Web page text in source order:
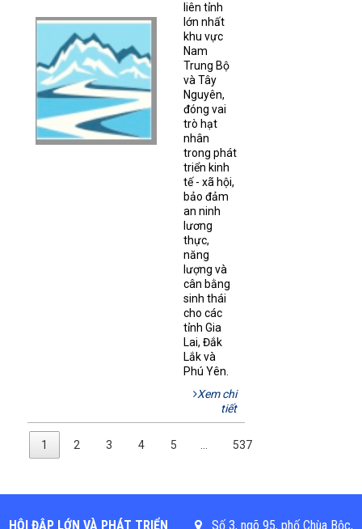
liên tỉnh
lớn nhất
khu vực
Nam
Trung Bộ
và Tây
Nguyên,
đóng vai
trò hạt
nhân
trong phát
triển kinh
tế - xã hội,
bảo đảm
an ninh
lương
thực,
năng
lượng và
cân bằng
sinh thái
cho các
tỉnh Gia
Lai, Đắk
Lắk và
Phú Yên.
Xem chi
tiết
1 2 3 4 5 537
HỘI ĐẬP LỚN VÀ PHÁT TRIỂN Số 3, ngõ 95, phố Chùa Bộc,